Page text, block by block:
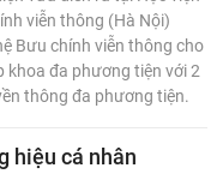
viễn thông (Hà Nội)
Bưu chính viễn thông cho
khoa đa phương tiện với 2
thông đa phương tiện.
hiệu cá nhân